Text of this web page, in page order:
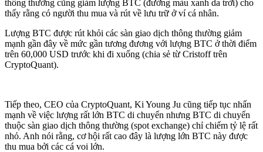
thông thường cũng giảm lượng BTC (đường màu xanh da trời) cho
thấy rằng có người thu mua và rút về lưu trữ ở ví cá nhân.
Lượng BTC được rút khỏi các sàn giao dịch thông thường giảm
mạnh gần đây về mức gần tương đương với lượng BTC ở thời điểm
trên 60,000 USD trước khi đi xuống (chia sẻ từ Cristoff trên
CryptoQuant).
Tiếp theo, CEO của CryptoQuant, Ki Young Ju cũng tiếp tục nhấn
mạnh về việc lượng rất lớn BTC di chuyển nhưng BTC di chuyển
thuộc sàn giao dịch thông thường (spot exchange) chỉ chiếm tỷ lệ rất
nhỏ. Anh nói rằng, cơ hội rất cao đây là lượng lớn BTC này được
thu mua bởi các cá voi lớn.